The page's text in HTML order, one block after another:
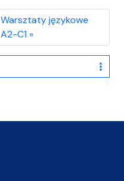
Warsztaty językowe
A2-C1